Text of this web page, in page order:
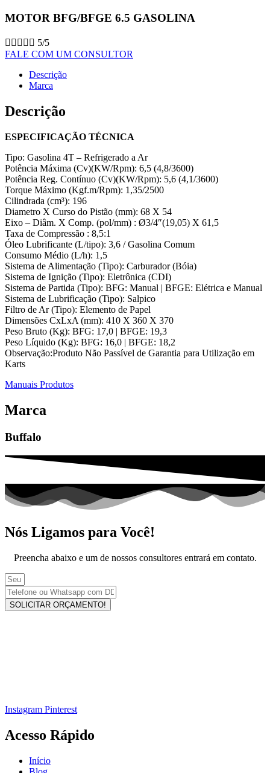
MOTOR BFG/BFGE 6.5 GASOLINA
     5/5
FALE COM UM CONSULTOR
Descrição
Marca
Descrição
ESPECIFICAÇÃO TÉCNICA
Tipo: Gasolina 4T – Refrigerado a Ar
Potência Máxima (Cv)(KW/Rpm): 6,5 (4,8/3600)
Potência Reg. Contínuo (Cv)(KW/Rpm): 5,6 (4,1/3600)
Torque Máximo (Kgf.m/Rpm): 1,35/2500
Cilindrada (cm³): 196
Diametro X Curso do Pistão (mm): 68 X 54
Eixo – Diâm. X Comp. (pol/mm) : Ø3/4″(19,05) X 61,5
Taxa de Compressão : 8,5:1
Óleo Lubrificante (L/tipo): 3,6 / Gasolina Comum
Consumo Médio (L/h): 1,5
Sistema de Alimentação (Tipo): Carburador (Bóia)
Sistema de Ignição (Tipo): Eletrônica (CDI)
Sistema de Partida (Tipo): BFG: Manual | BFGE: Elétrica e Manual
Sistema de Lubrificação (Tipo): Salpico
Filtro de Ar (Tipo): Elemento de Papel
Dimensões CxLxA (mm): 410 X 360 X 370
Peso Bruto (Kg): BFG: 17,0 | BFGE: 19,3
Peso Líquido (Kg): BFG: 16,0 | BFGE: 18,2
Observação:Produto Não Passível de Garantia para Utilização em
Karts
Manuais Produtos
Marca
Buffalo
Nós Ligamos para Você!
Preencha abaixo e um de nossos consultores entrará em contato.
SOLICITAR ORÇAMENTO!
Instagram Pinterest
Acesso Rápido
Início